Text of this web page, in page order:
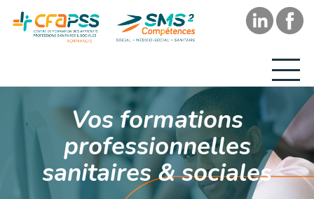
Vos formations
professionnelles
sanitaires & sociales